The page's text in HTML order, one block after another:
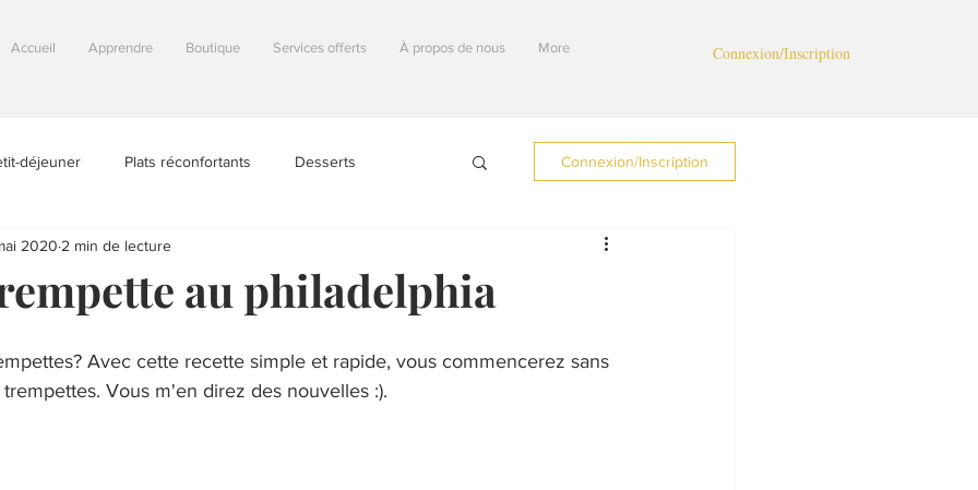
Connexion/Inscription
Accueil Apprendre Boutique Services offerts À propos de nous More
déjeuner Plats réconfortants Desserts
Astuces
Connexion/Inscription
au philadelphia
2020 2 min de lecture
Avec cette recette simple et rapide, vous commencerez sans
Vous m'en direz des nouvelles :).